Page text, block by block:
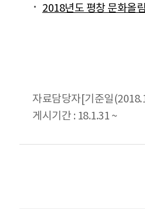
2018년도 평창 문화올
자료담당자[기준일
게시기간 : 18.1.31 ~